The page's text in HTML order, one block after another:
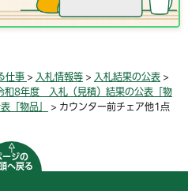
仕事 > 入札情報等 > 入札結果の公表 >
和8年度 入札（見積）結果の公表「物
「物品」
> カウンター前チェア他1点
ージの
へ戻る